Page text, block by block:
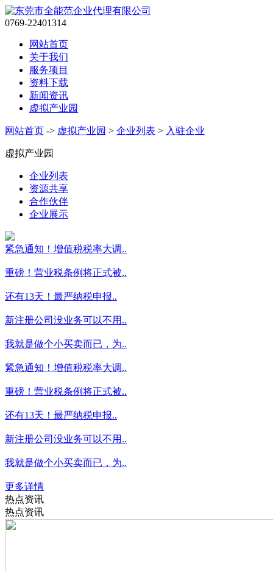
0769-22401314
网站首页
关于我们
服务项目
资料下载
新闻资讯
虚拟产业园
网站首页 -> 虚拟产业园 > 企业列表 > 入驻企业
虚拟产业园
企业列表
资源共享
合作伙伴
企业展示
紧急通知！增值税税率大调..
重磅！营业税条例将正式被..
还有13天！最严纳税申报..
新注册公司没业务可以不用..
我就是做个小买卖而已，为..
紧急通知！增值税税率大调..
重磅！营业税条例将正式被..
还有13天！最严纳税申报..
新注册公司没业务可以不用..
我就是做个小买卖而已，为..
更多详情
热点资讯
热点资讯